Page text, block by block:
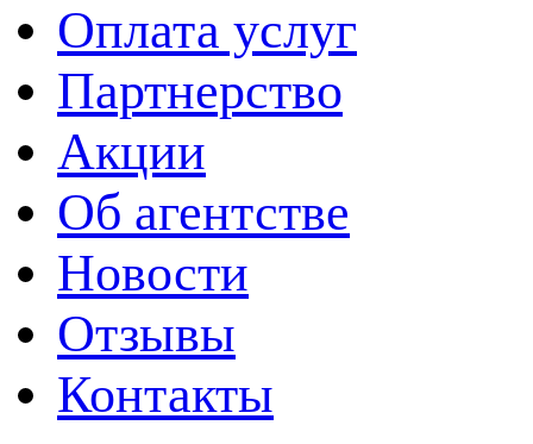
Оплата услуг
Партнерство
Акции
Об агентстве
Новости
Отзывы
Контакты